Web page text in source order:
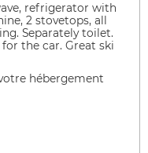
refrigerator with
2 stovetops, all
Separately toilet.
the car. Great ski
hébergement